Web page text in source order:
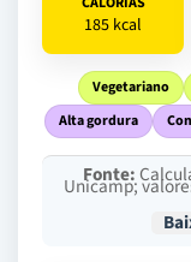
185 kcal
Vegetariano
Alta gordura
Fonte:
Unicamp;